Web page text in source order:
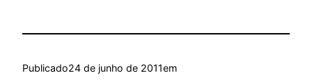
Publicado24 de junho de 2011em